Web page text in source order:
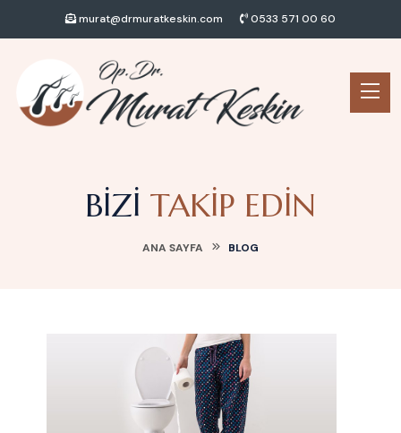
murat@drmuratkeskin.com 0533 571 00 60
BIZI TAKIP EDIN
ANA SAYFA BLOG